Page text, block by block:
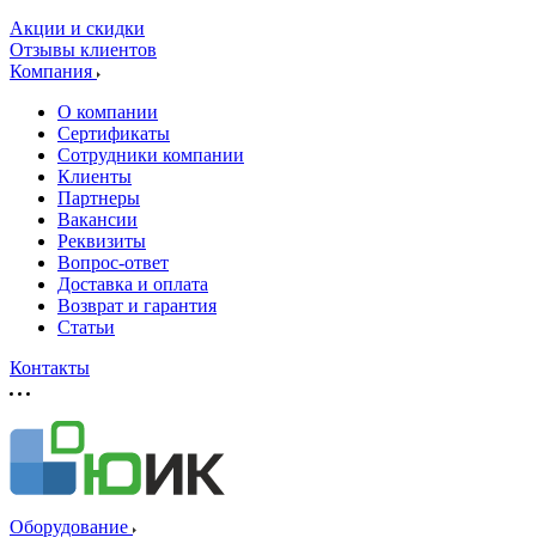
Акции и скидки
Отзывы клиентов
Компания
О компании
Сертификаты
Сотрудники компании
Клиенты
Партнеры
Вакансии
Реквизиты
Вопрос-ответ
Доставка и оплата
Возврат и гарантия
Статьи
Контакты
Оборудование